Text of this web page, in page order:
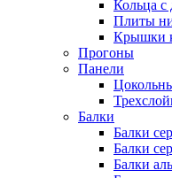
Кольца
Плиты
Крышки
Прогоны
Панели
Балки
Балки
Балки
Балки